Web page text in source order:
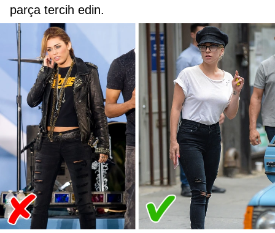
parça tercih edin.